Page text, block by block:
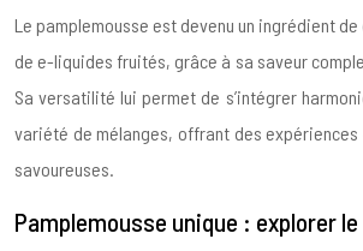
Le pamplemousse est devenu un ingrédient
de e-liquides fruités, grâce à sa saveur
Sa versatilité lui permet de s’intégrer
variété de mélanges, offrant des
savoureuses.
Pamplemousse unique : explorer